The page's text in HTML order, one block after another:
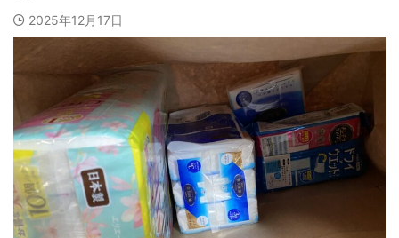
2025年12月17日